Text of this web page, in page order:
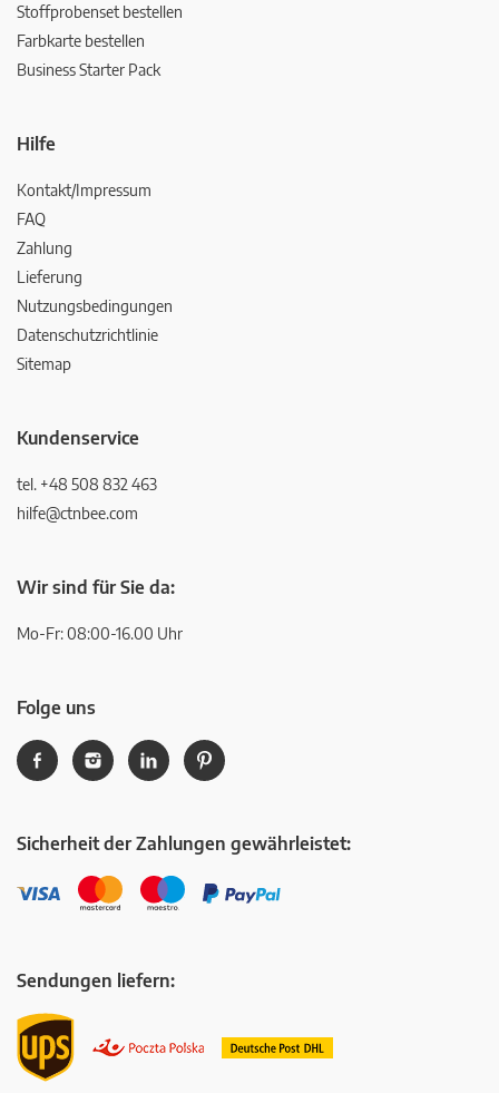
Stoffprobenset bestellen
Farbkarte bestellen
Business Starter Pack
Hilfe
Kontakt/Impressum
FAQ
Zahlung
Lieferung
Nutzungsbedingungen
Datenschutzrichtlinie
Sitemap
Kundenservice
tel. +48 508 832 463
hilfe@ctnbee.com
Wir sind für Sie da:
Mo-Fr: 08:00-16.00 Uhr
Folge uns
Sicherheit der Zahlungen gewährleistet:
Sendungen liefern: